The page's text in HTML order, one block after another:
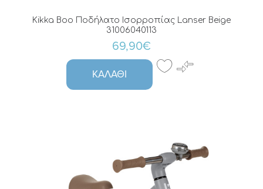
Kikka Boo Ποδήλατο Ισορροπίας Lanser Beige
31006040113
69,90€
ΚΑΛΆΘΙ